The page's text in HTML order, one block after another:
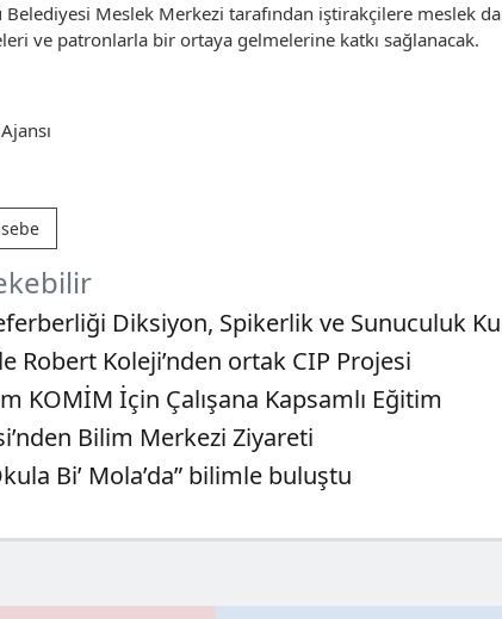
Meslek Merkezi tarafından iştirakçilere meslek
ve patronlarla bir ortaya gelmelerine katkı sağlanacak.
Diksiyon, Spikerlik ve Sunuculuk
Robert Koleji’nden ortak CIP Projesi
KOMİM İçin Çalışana Kapsamlı Eğitim
Bilim Merkezi Ziyareti
Bi’ Mola’da” bilimle buluştu